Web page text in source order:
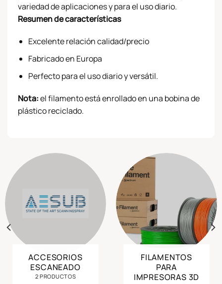
variedad de aplicaciones y para el uso diario.
Resumen de características
Excelente relación calidad/precio
Fabricado en Europa
Perfecto para el uso diario y versátil.
Nota:el filamento está enrollado en una bobina de
plástico reciclado.
ACCESORIOS
ESCANEADO
2 PRODUCTOS
FILAMENTOS
PARA
IMPRESORAS 3D